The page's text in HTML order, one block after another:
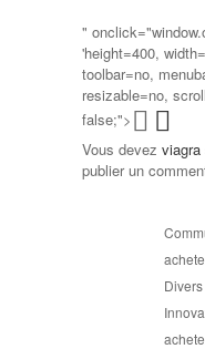
"
'height=400,
toolbar=no,
resizable=no,
false;">
Vous devez viagra
publier un
Divers